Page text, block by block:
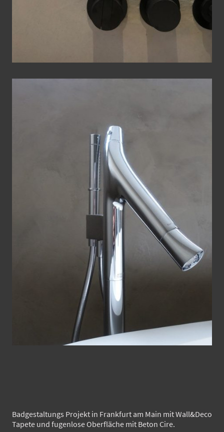
Badgestaltungs Projekt in Frankfurt am Main mit Wall&Deco
Tapete und fugenlose Oberfläche mit Beton Cire.